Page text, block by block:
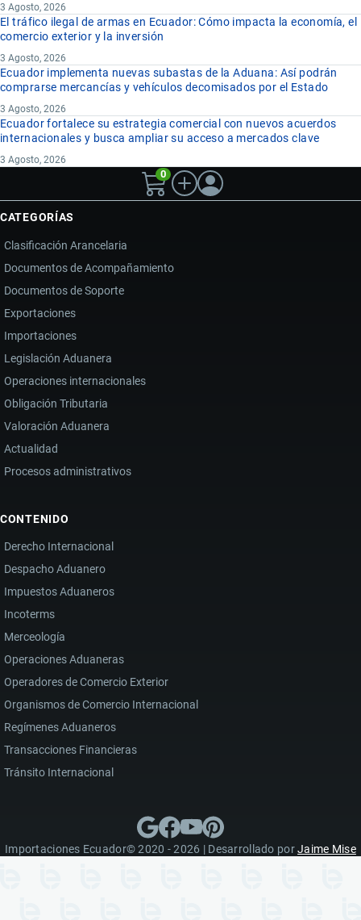
3 Agosto, 2026
El tráfico ilegal de armas en Ecuador: Cómo impacta la economía, el
comercio exterior y la inversión
3 Agosto, 2026
Ecuador implementa nuevas subastas de la Aduana: Así podrán
comprarse mercancías y vehículos decomisados por el Estado
3 Agosto, 2026
Ecuador fortalece su estrategia comercial con nuevos acuerdos
internacionales y busca ampliar su acceso a mercados clave
3 Agosto, 2026
0
CATEGORÍAS
Clasificación Arancelaria
Documentos de Acompañamiento
Documentos de Soporte
Exportaciones
Importaciones
Legislación Aduanera
Operaciones internacionales
Obligación Tributaria
Valoración Aduanera
Actualidad
Procesos administrativos
CONTENIDO
Derecho Internacional
Despacho Aduanero
Impuestos Aduaneros
Incoterms
Merceología
Operaciones Aduaneras
Operadores de Comercio Exterior
Organismos de Comercio Internacional
Regímenes Aduaneros
Transacciones Financieras
Tránsito Internacional
Importaciones Ecuador© 2020 - 2026 | Desarrollado porJaime Mise